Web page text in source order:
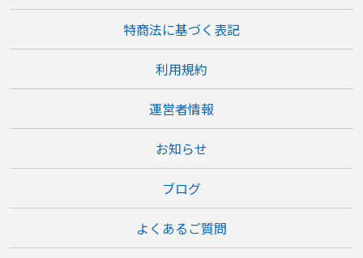
特商法に基づく表記
利用規約
運営者情報
お知らせ
ブログ
よくあるご質問